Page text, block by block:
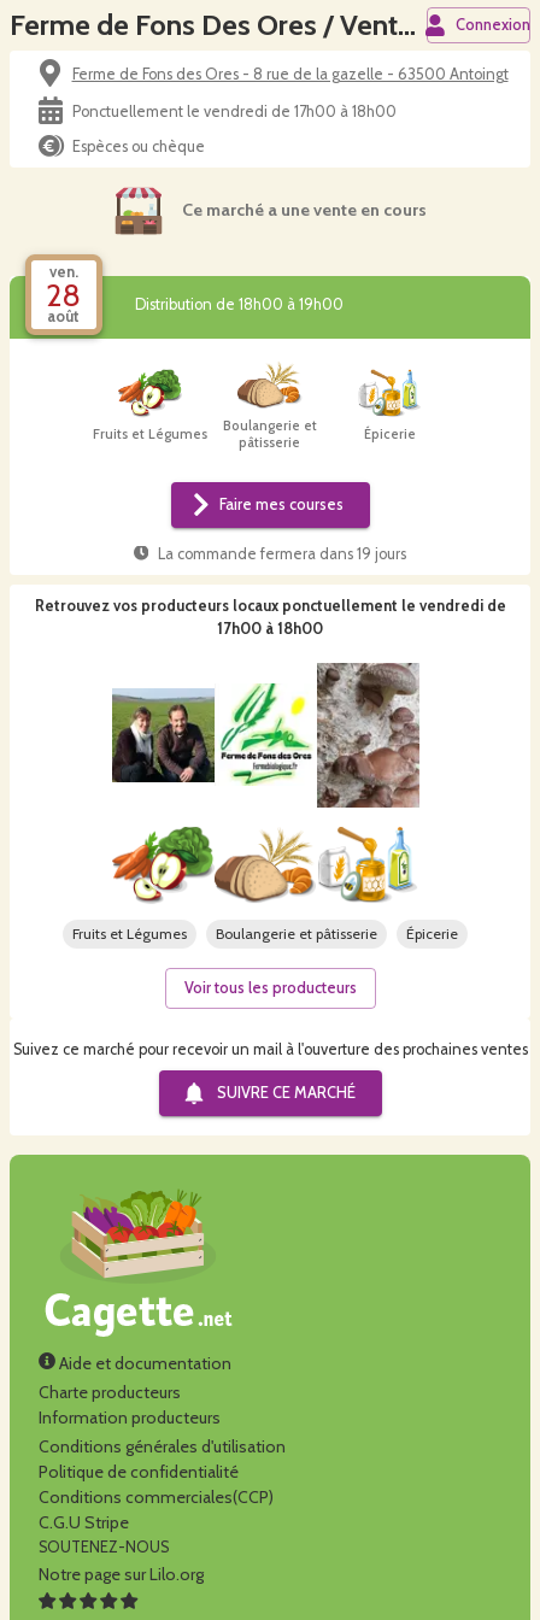
Ferme de Fons Des Ores / Vente à la ferme Connexion
Ferme de Fons des Ores - 8 rue de la gazelle - 63500 Antoingt
Ponctuellement le vendredi de 17h00 à 18h00
Espèces ou chèque
Ce marché a une vente en cours
ven.
28
août
Distribution de 18h00 à 19h00
Fruits et Légumes
Boulangerie et
pâtisserie
Épicerie
Faire mes courses
La commande fermera dans19 jours
Suivez ce marché pour recevoir un mail à l'ouverture des prochaines ventes
SUIVRE CE MARCHÉ
Retrouvez vos producteurs locaux ponctuellement le vendredi de
17h00 à 18h00
Fruits et Légumes Boulangerie et pâtisserie Épicerie
Voir tous les producteurs
Aide et documentation
Charte producteurs
Information producteurs
Conditions générales d'utilisation
Politique de confidentialité
Conditions commerciales(CCP)
C.G.U Stripe
SOUTENEZ-NOUS
Notre page sur Lilo.org